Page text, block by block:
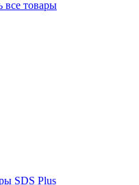
все товары
SDS Plus